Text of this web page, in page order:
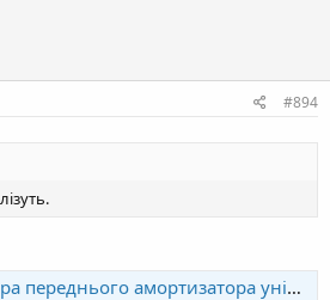
#894
діаметр 30 на 45мм длина 190мм чорні пара (MZK) (28931) з доставкою | мото магазин в Києві